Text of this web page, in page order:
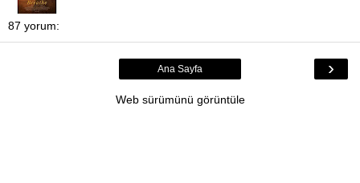
87 yorum:
›
Ana Sayfa
Web sürümünü görüntüle